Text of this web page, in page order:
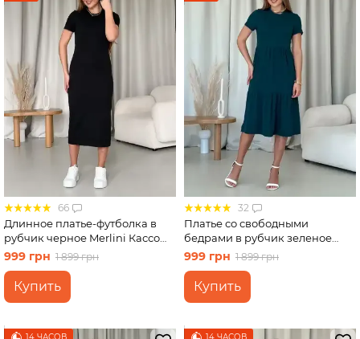
66
Длинное платье-футболка в
рубчик черное Merlini Кассо
700000121 размер 46-48 (L-XL)
999 грн 1 899 грн
Купить
32
Платье со свободными
бедрами в рубчик зеленое
Merlini Реджо 700001585
размер S-M
999 грн 1 899 грн
Купить